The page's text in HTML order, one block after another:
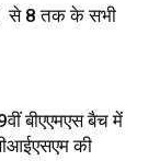
1 से 8 तक के सभी
बीएएमएस बैच में
की